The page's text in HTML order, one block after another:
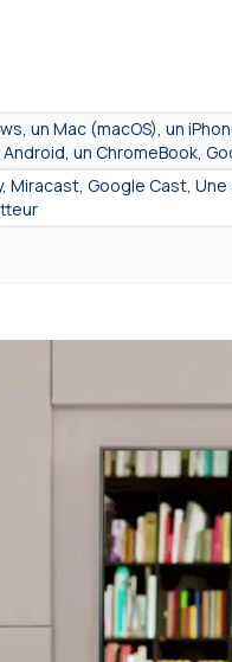
un Mac (macOS), un
un ChromeBook,
Miracast, Google Cast,
- 8Mpx
secondes